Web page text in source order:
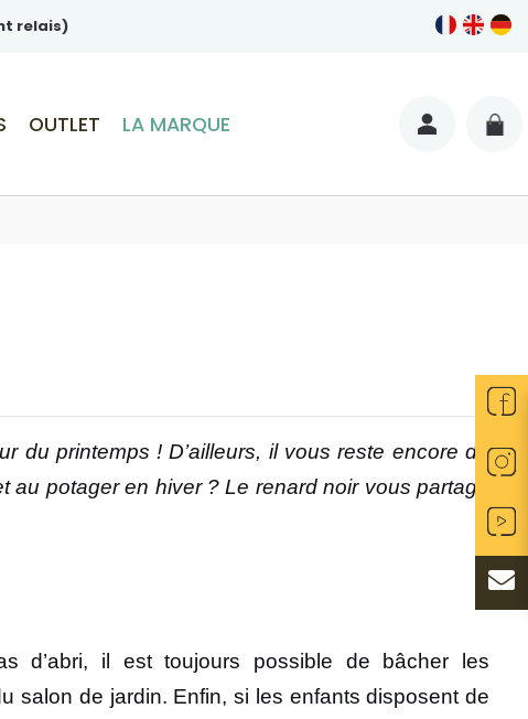
relais)
OUTLET LA MARQUE
du printemps ! D’ailleurs, il vous reste encore du
potager en hiver ? Le renard noir vous partage
d’abri, il est toujours possible de bâcher les
salon de jardin. Enfin, si les enfants disposent de